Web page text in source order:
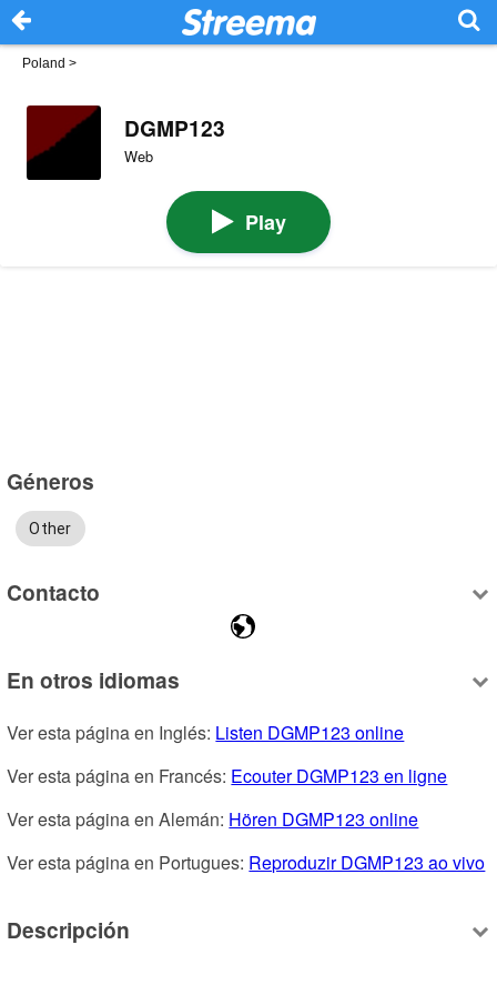
Poland >
DGMP123
Web
Play
Géneros
Other
Contacto
En otros idiomas
Ver esta página en Inglés: Listen DGMP123 online
Ver esta página en Francés: Ecouter DGMP123 en ligne
Ver esta página en Alemán: Hören DGMP123 online
Ver esta página en Portugues: Reproduzir DGMP123 ao vivo
Descripción